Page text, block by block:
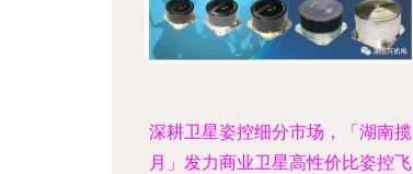
深耕卫星姿控细分市场，「湖南揽
月」发力商业卫星高性价比姿控飞